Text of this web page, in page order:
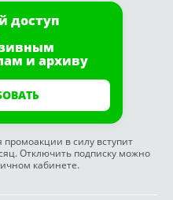
доступ
и архиву
в силу вступит
Отключить подписку можно
кабинете.